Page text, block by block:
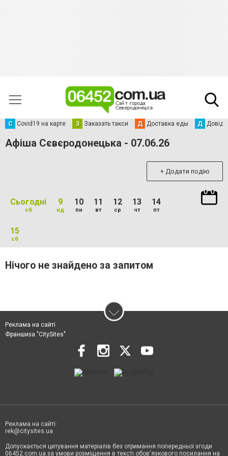
С Сovid19 на карте З Заказать такси Д Доставка еды Д
Афіша Сєвєродонецька - 07.06.26
+ Додати подію
Сьогодні
сб
9
нд
10
пн
11
вт
12
ср
13
чт
14
пт
15
сб
Нічого не знайдено за запитом
Реклама на сайті
Франшиза "CitySites"
Реклама на сайті:
rek@citysites.ua
Допускається цитування матеріалів без отримання попередньої згоди
06452.com.ua за умови розміщення в тексті обов'язкового посилання на